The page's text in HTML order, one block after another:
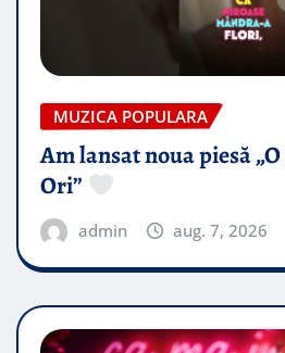
MUZICA POPULARA
Am lansat noua piesă
Ori”
admin aug. 7, 2026